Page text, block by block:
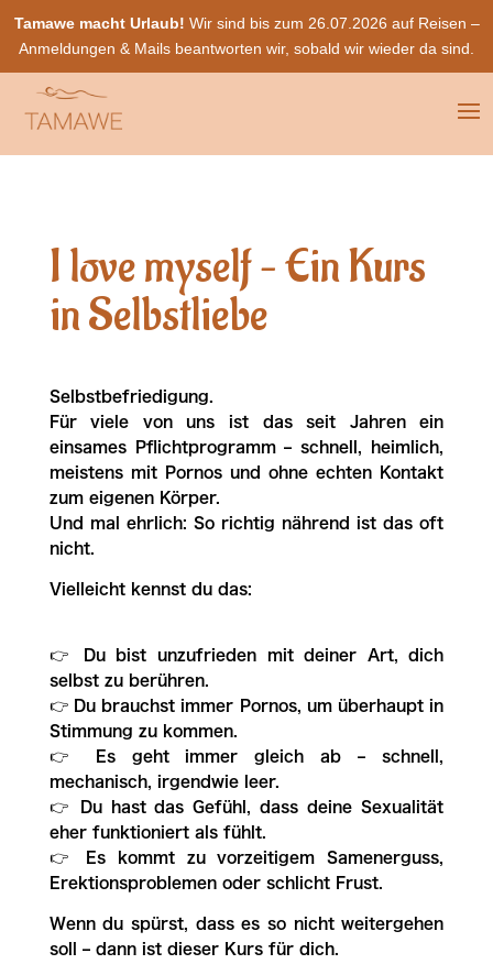
Tamawe macht Urlaub! Wir sind bis zum 26.07.2026 auf Reisen –
Anmeldungen & Mails beantworten wir, sobald wir wieder da sind.
I love myself – Ein Kurs
in Selbstliebe
Selbstbefriedigung.
Für viele von uns ist das seit Jahren ein
einsames Pflichtprogramm – schnell, heimlich,
meistens mit Pornos und ohne echten Kontakt
zum eigenen Körper.
Und mal ehrlich: So richtig nährend ist das oft
nicht.
Vielleicht kennst du das:
👉 Du bist unzufrieden mit deiner Art, dich
selbst zu berühren.
👉 Du brauchst immer Pornos, um überhaupt in
Stimmung zu kommen.
👉 Es geht immer gleich ab – schnell,
mechanisch, irgendwie leer.
👉 Du hast das Gefühl, dass deine Sexualität
eher funktioniert als fühlt.
👉 Es kommt zu vorzeitigem Samenerguss,
Erektionsproblemen oder schlicht Frust.
Wenn du spürst, dass es so nicht weitergehen
soll – dann ist dieser Kurs für dich.